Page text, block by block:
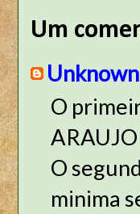
Um
Unknown
O
O
minima